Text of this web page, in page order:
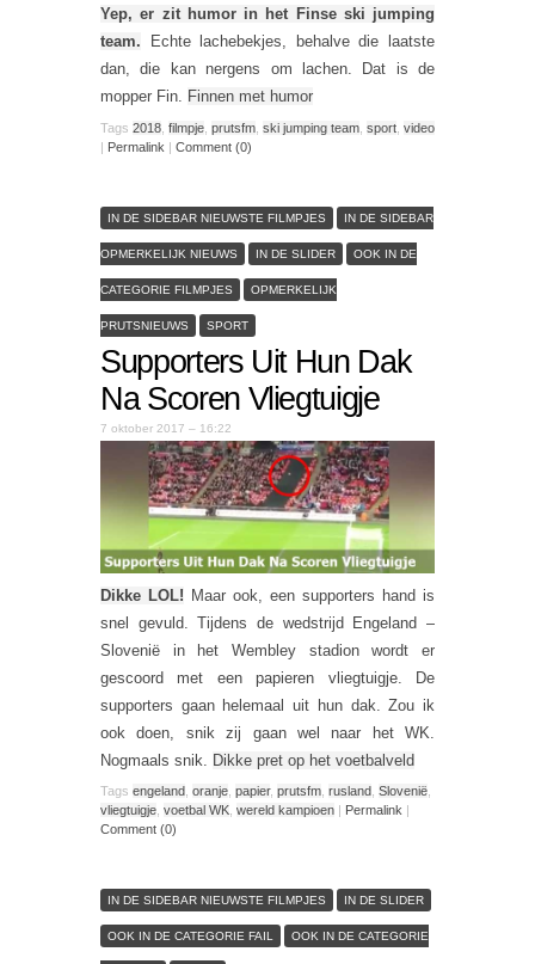
Yep, er zit humor in het Finse ski jumping
team. Echte lachebekjes, behalve die laatste
dan, die kan nergens om lachen. Dat is de
mopper Fin. Finnen met humor
Tags 2018 filmpje prutsfm ski jumping team sport video
| Permalink | Comment (0)
IN DE SIDEBAR NIEUWSTE FILMPJES IN DE SIDEBAR
OPMERKELIJK NIEUWS IN DE SLIDER OOK IN DE
CATEGORIE FILMPJES OPMERKELIJK
PRUTSNIEUWS SPORT
Supporters Uit Hun Dak
Na Scoren Vliegtuigje
7 oktober 2017 – 16:22
Dikke LOL! Maar ook, een supporters hand is
snel gevuld. Tijdens de wedstrijd Engeland –
Slovenië in het Wembley stadion wordt er
gescoord met een papieren vliegtuigje. De
supporters gaan helemaal uit hun dak. Zou ik
ook doen, snik zij gaan wel naar het WK.
Nogmaals snik. Dikke pret op het voetbalveld
Tags engeland oranje papier, prutsfm rusland Slovenië
vliegtuigje voetbal WK wereld kampioen Permalink
Comment (0)
IN DE SIDEBAR NIEUWSTE FILMPJES IN DE SLIDER
OOK IN DE CATEGORIE FAIL OOK IN DE CATEGORIE